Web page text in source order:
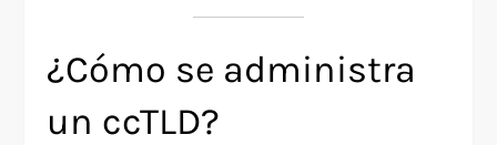
¿Cómo se administra
un ccTLD?